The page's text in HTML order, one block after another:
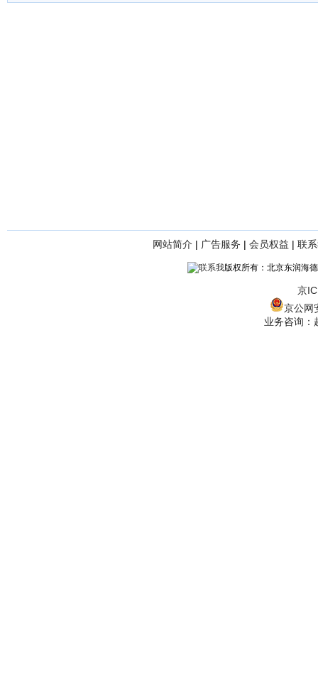
网站简介 | 广告服务 | 会员权益 | 联
版权所有：北京东润海
京
京公网
业务咨询：